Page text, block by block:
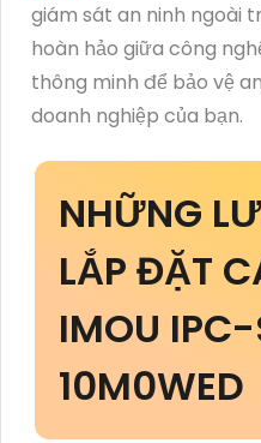
giám sát an ninh ngoài
hoàn hảo giữa công
thông minh để bảo vệ
doanh nghiệp của bạn.
NHỮNG
LẮP ĐẶT
IMOU
10M0WED